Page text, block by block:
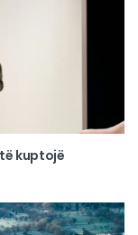
kuptojë